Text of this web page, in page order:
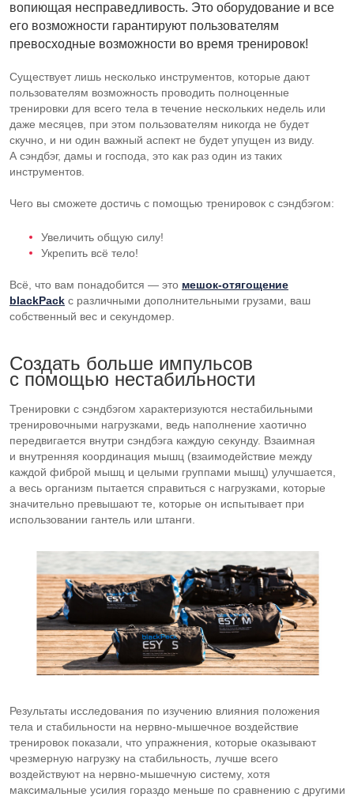
вопиющая несправедливость. Это оборудование и все
его возможности гарантируют пользователям
превосходные возможности во время тренировок!
Существует лишь несколько инструментов, которые дают
пользователям возможность проводить полноценные
тренировки для всего тела в течение нескольких недель или
даже месяцев, при этом пользователям никогда не будет
скучно, и ни один важный аспект не будет упущен из виду.
А сэндбэг, дамы и господа, это как раз один из таких
инструментов.
Чего вы сможете достичь с помощью тренировок с сэндбэгом:
Увеличить общую силу!
Укрепить всё тело!
Всё, что вам понадобится — это мешок-отягощение
blackPack с различными дополнительными грузами, ваш
собственный вес и секундомер.
Создать больше импульсов
с помощью нестабильности
Тренировки с сэндбэгом характеризуются нестабильными
тренировочными нагрузками, ведь наполнение хаотично
передвигается внутри сэндбэга каждую секунду. Взаимная
и внутренняя координация мышц (взаимодействие между
каждой фиброй мышц и целыми группами мышц) улучшается,
а весь организм пытается справиться с нагрузками, которые
значительно превышают те, которые он испытывает при
использовании гантель или штанги.
Результаты исследования по изучению влияния положения
тела и стабильности на нервно-мышечное воздействие
тренировок показали, что упражнения, которые оказывают
чрезмерную нагрузку на стабильность, лучше всего
воздействуют на нервно-мышечную систему, хотя
максимальные усилия гораздо меньше по сравнению с другими